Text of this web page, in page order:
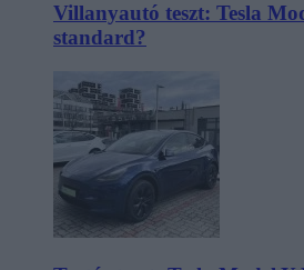
Villanyautó teszt: Tesla
standard?